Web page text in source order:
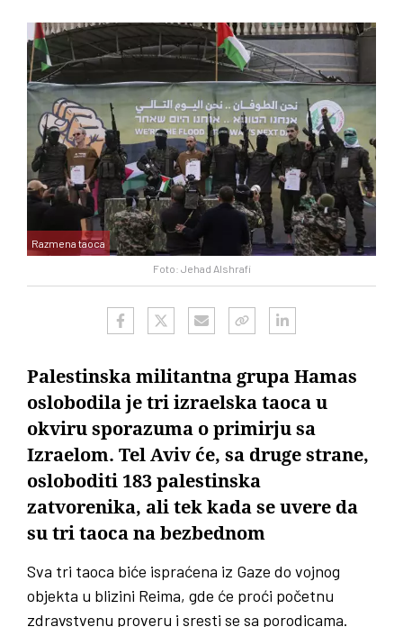
Foto: Jehad Alshrafi
Razmena taoca
Palestinska militantna grupa Hamas
oslobodila je tri izraelska taoca u
okviru sporazuma o primirju sa
Izraelom. Tel Aviv će, sa druge strane,
osloboditi 183 palestinska
zatvorenika, ali tek kada se uvere da
su tri taoca na bezbednom
Sva tri taoca biće ispraćena iz Gaze do vojnog
objekta u blizini Reima, gde će proći početnu
zdravstvenu proveru i sresti se sa porodicama.